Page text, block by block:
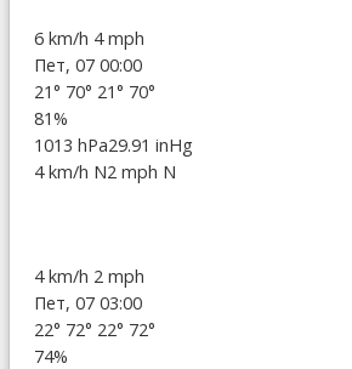
6 km/h 4 mph
Пет, 07 00:00
21° 70° 21° 70°
81%
1013 hPa29.91 inHg
4 km/h N2 mph N
4 km/h 2 mph
Пет, 07 03:00
22° 72° 22° 72°
74%